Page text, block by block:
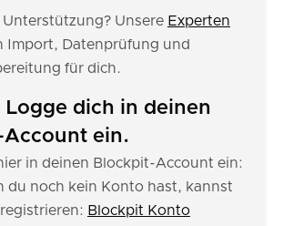
Unterstützung? Unsere Experten
Import, Datenprüfung und
für dich.
Logge dich in deinen
ein.
in deinen Blockpit-Account ein:
du noch kein Konto hast, kannst
Blockpit Konto